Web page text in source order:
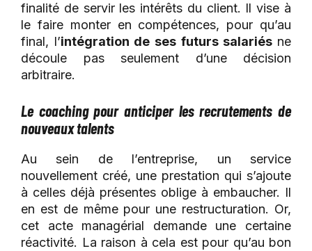
finalité de servir les intérêts du client. Il vise à
le faire monter en compétences, pour qu’au
final, l’intégration de ses futurs salariés ne
découle pas seulement d’une décision
arbitraire.
Le coaching pour anticiper les recrutements de
nouveaux talents
Au sein de l’entreprise, un service
nouvellement créé, une prestation qui s’ajoute
à celles déjà présentes oblige à embaucher. Il
en est de même pour une restructuration. Or,
cet acte managérial demande une certaine
réactivité. La raison à cela est pour qu’au bon